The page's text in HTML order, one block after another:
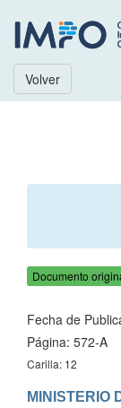
Volver
Documento
Fecha de
Página: 572-A
Carilla: 12
MINISTERIO